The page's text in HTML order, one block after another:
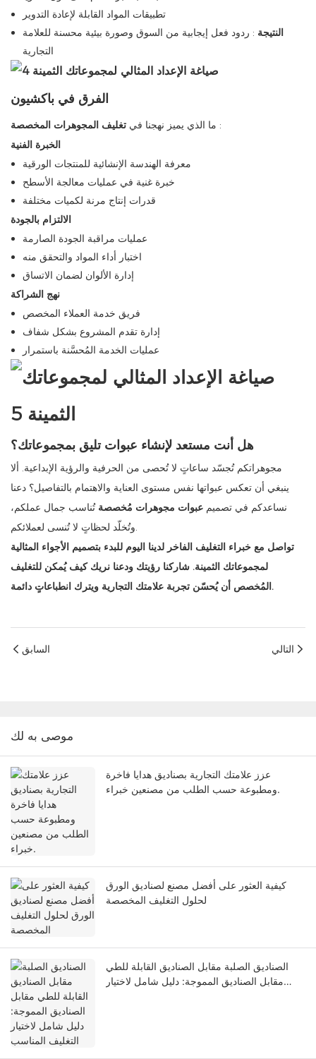
تطبيقات المواد القابلة لإعادة التدوير
النتيجة : ردود فعل إيجابية من السوق وصورة بيئية محسنة للعلامة
التجارية
الفرق في باكشيون
ما الذي يميز نهجنا في تغليف المجوهرات المخصصة
:
الخبرة الفنية
معرفة الهندسة الإنشائية للمنتجات الورقية
خبرة غنية في عمليات معالجة الأسطح
قدرات إنتاج مرنة لكميات مختلفة
الالتزام بالجودة
عمليات مراقبة الجودة الصارمة
اختبار أداء المواد والتحقق منه
إدارة الألوان لضمان الاتساق
نهج الشراكة
فريق خدمة العملاء المخصص
إدارة تقدم المشروع بشكل شفاف
عمليات الخدمة المُحسَّنة باستمرار
هل أنت مستعد لإنشاء عبوات تليق بمجموعاتك؟
مجوهراتكم تُجسّد ساعاتٍ لا تُحصى من الحرفية والرؤية الإبداعية. ألا
ينبغي أن تعكس عبواتها نفس مستوى العناية والاهتمام بالتفاصيل؟ دعنا
نساعدكم في تصميم عبوات مجوهرات مُخصصة تُناسب جمال عملكم،
وتُخلّد لحظاتٍ لا تُنسى لعملائكم.
تواصل مع خبراء التغليف الفاخر لدينا اليوم للبدء بتصميم الأجواء المثالية
لمجموعاتك الثمينة. شاركنا رؤيتك ودعنا نريك كيف يُمكن للتغليف
المُخصص أن يُحسّن تجربة علامتك التجارية ويترك انطباعاتٍ دائمة.
السابق التالي
موصى به لك
عزز علامتك التجارية بصناديق هدايا فاخرة
ومطبوعة حسب الطلب من مصنعين خبراء.
كيفية العثور على أفضل مصنع لصناديق الورق
لحلول التغليف المخصصة
الصناديق الصلبة مقابل الصناديق القابلة للطي
مقابل الصناديق المموجة: دليل شامل لاختيار